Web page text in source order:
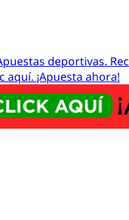
deportivas.
aquí. ¡Apuesta ahora!